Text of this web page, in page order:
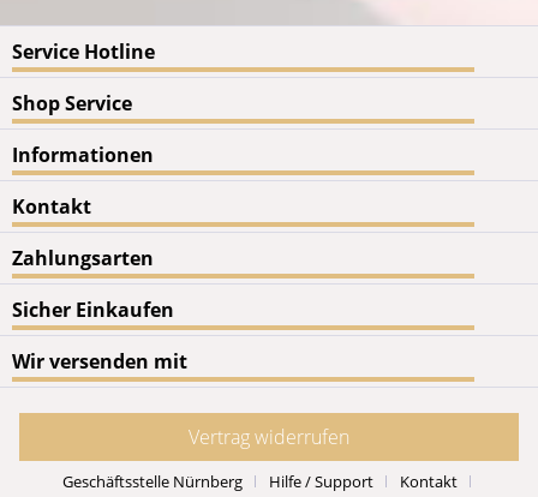
Service Hotline
Shop Service
Informationen
Kontakt
Zahlungsarten
Sicher Einkaufen
Wir versenden mit
Vertrag widerrufen
Geschäftsstelle Nürnberg Hilfe / Support Kontakt